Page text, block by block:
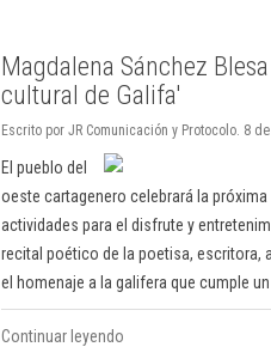
Magdalena Sánchez
cultural de Galifa'
Escrito por JR Comunicación y Protocolo. 8
El pueblo del
oeste cartagenero celebrará la
actividades para el disfrute y
recital poético de la poetisa, escritora,
el homenaje a la galifera que cumple
Continuar leyendo